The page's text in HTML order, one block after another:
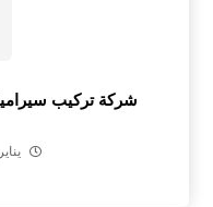
يناير 21, 2025